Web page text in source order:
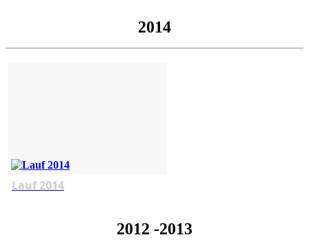
2014
Lauf 2014
2012 -2013